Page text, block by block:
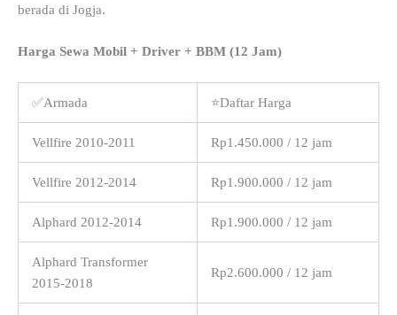
berada di Jogja.
Harga Sewa Mobil + Driver + BBM (12 Jam)
✅Armada ⭐Daftar Harga
Vellfire 2010-2011 Rp1.450.000 / 12 jam
Vellfire 2012-2014 Rp1.900.000 / 12 jam
Alphard 2012-2014 Rp1.900.000 / 12 jam
Alphard Transformer
2015-2018
Rp2.600.000 / 12 jam